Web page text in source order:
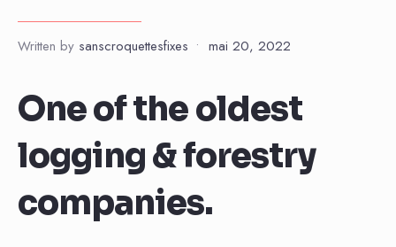
Written by sanscroquettesfixes • mai 20, 2022
One of the oldest
logging & forestry
companies.